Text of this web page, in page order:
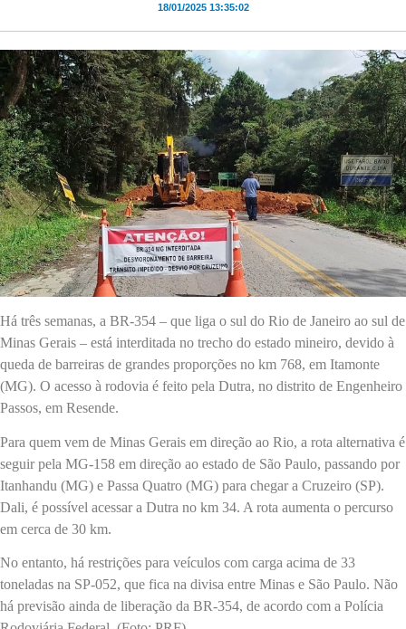
18/01/2025 13:35:02
Há três semanas, a BR-354 – que liga o sul do Rio de Janeiro ao sul de
Minas Gerais – está interditada no trecho do estado mineiro, devido à
queda de barreiras de grandes proporções no km 768, em Itamonte
(MG). O acesso à rodovia é feito pela Dutra, no distrito de Engenheiro
Passos, em Resende.
Para quem vem de Minas Gerais em direção ao Rio, a rota alternativa é
seguir pela MG-158 em direção ao estado de São Paulo, passando por
Itanhandu (MG) e Passa Quatro (MG) para chegar a Cruzeiro (SP).
Dali, é possível acessar a Dutra no km 34. A rota aumenta o percurso
em cerca de 30 km.
No entanto, há restrições para veículos com carga acima de 33
toneladas na SP-052, que fica na divisa entre Minas e São Paulo. Não
há previsão ainda de liberação da BR-354, de acordo com a Polícia